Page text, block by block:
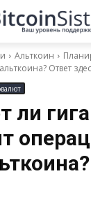
Альткоин
Ответ
ли